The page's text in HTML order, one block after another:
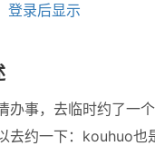
登录后显示
办事，去临时约了一
去约一下：kouhuo也